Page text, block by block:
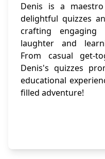
Denis is a
delightful quizzes
crafting engaging
laughter and
From casual get-
Denis's quizzes
educational
filled adventure!